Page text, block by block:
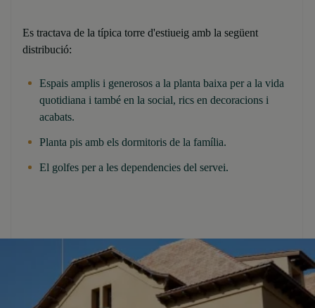
Es tractava de la típica torre d'estiueig amb la següent
distribució:
Espais amplis i generosos a la planta baixa per a la vida
quotidiana i també en la social, rics en decoracions i
acabats.
Planta pis amb els dormitoris de la família.
El golfes per a les dependencies del servei.